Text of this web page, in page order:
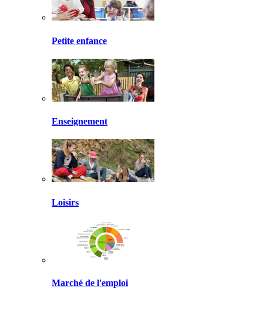
Petite enfance
Enseignement
Loisirs
Marché de l'emploi